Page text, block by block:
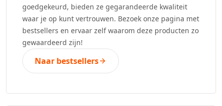
goedgekeurd, bieden ze gegarandeerde kwaliteit
waar je op kunt vertrouwen. Bezoek onze pagina met
bestsellers en ervaar zelf waarom deze producten zo
gewaardeerd zijn!
Naar bestsellers